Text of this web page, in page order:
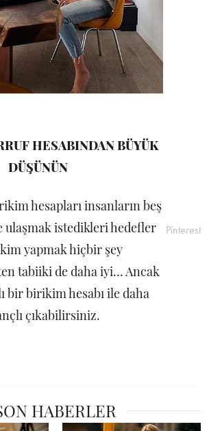
HESABINDAN BÜYÜK
DÜŞÜNÜN
hesapları insanların beş
ulaşmak istedikleri hedefler
yapmak hiçbir şey
tabiiki de daha iyi… Ancak
bir birikim hesabı ile daha
çıkabilirsiniz.
Pinterest
HABERLER